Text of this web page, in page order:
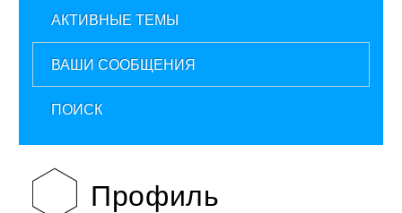
АКТИВНЫЕ ТЕМЫ
ВАШИ СООБЩЕНИЯ
ПОИСК
Профиль